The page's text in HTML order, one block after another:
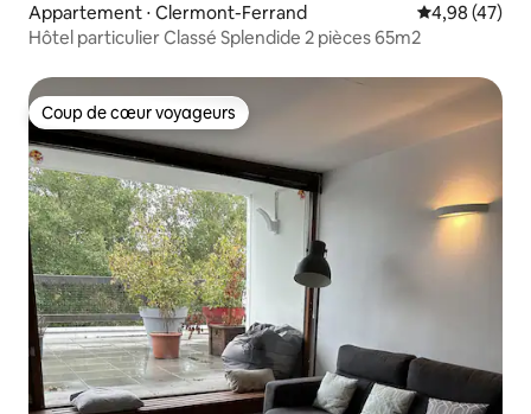
Appartement ⋅ Clermont-Ferrand Évaluation
4,98 (47)
Hôtel particulier Classé Splendide 2 pièces 65m2
Coup de cœur voyageurs
Coup de cœur voyageurs